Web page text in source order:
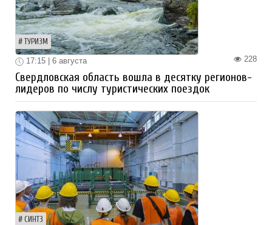
ТУРИЗМ
228
17:15 | 6 августа
Свердловская область вошла в десятку регионов-
лидеров по числу туристических поездок
СИНТЗ